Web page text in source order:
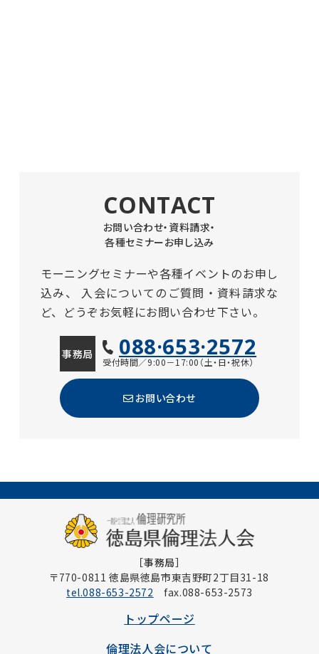
CONTACT
お問い合わせ・資料請求・
各種セミナーお申し込み
モーニングセミナーや各種イベントのお申し
込み、
入会についてのご質問・資料請求な
ど、どうぞお気軽にお問い合わせ下さい。
事務局 088·653·2572
受付時間／9:00－17:00（土・日・祝休）
お問い合わせ
［事務局］
〒770-0811 徳島県徳島市東吉野町2丁目31-18
tel.088-653-2572 fax.088-653-2573
トップページ
倫理法人会について